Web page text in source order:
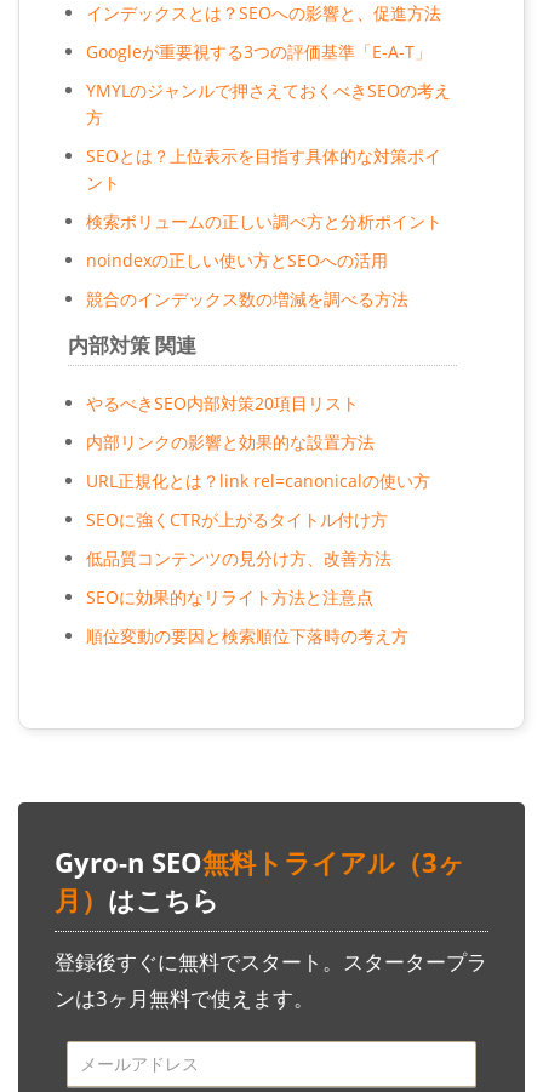
インデックスとは？SEOへの影響と、促進方法
Googleが重要視する3つの評価基準「E-A-T」
YMYLのジャンルで押さえておくべきSEOの考え
方
SEOとは？上位表示を目指す具体的な対策ポイ
ント
検索ボリュームの正しい調べ方と分析ポイント
noindexの正しい使い方とSEOへの活用
競合のインデックス数の増減を調べる方法
内部対策 関連
やるべきSEO内部対策20項目リスト
内部リンクの影響と効果的な設置方法
URL正規化とは？link rel=canonicalの使い方
SEOに強くCTRが上がるタイトル付け方
低品質コンテンツの見分け方、改善方法
SEOに効果的なリライト方法と注意点
順位変動の要因と検索順位下落時の考え方
Gyro-n SEO無料トライアル（3ヶ
月） はこちら
登録後すぐに無料でスタート。スタータープラ
ンは3ヶ月無料で使えます。